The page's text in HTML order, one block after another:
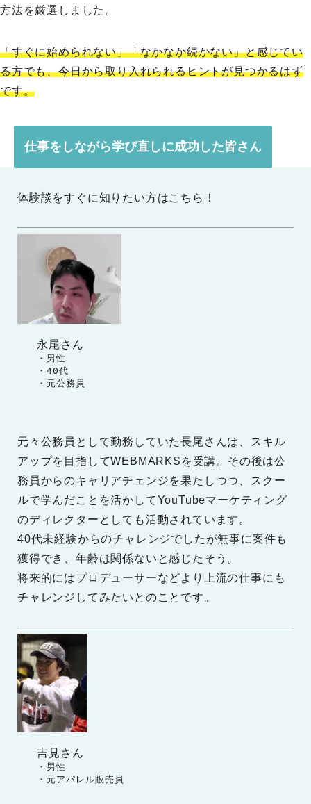
方法を厳選しました。
「すぐに始められない」「なかなか続かない」と感じてい
る方でも、今日から取り入れられるヒントが見つかるはず
です。
仕事をしながら学び直しに成功した皆さん
体験談をすぐに知りたい方はこちら！
永尾さん
・男性
・40代
・元公務員
元々公務員として勤務していた長尾さんは、スキル
アップを目指してWEBMARKSを受講。その後は公
務員からのキャリアチェンジを果たしつつ、スクー
ルで学んだことを活かしてYouTubeマーケティング
のディレクターとしても活動されています。
40代未経験からのチャレンジでしたが無事に案件も
獲得でき、年齢は関係ないと感じたそう。
将来的にはプロデューサーなどより上流の仕事にも
チャレンジしてみたいとのことです。
吉見さん
・男性
・元アパレル販売員